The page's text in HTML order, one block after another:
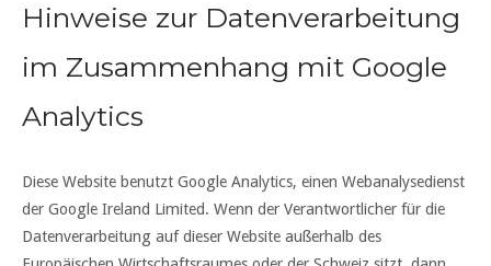
Hinweise zur Datenverarbeitung
im Zusammenhang mit Google
Analytics
Diese Website benutzt Google Analytics, einen Webanalysedienst
der Google Ireland Limited. Wenn der Verantwortlicher für die
Datenverarbeitung auf dieser Website außerhalb des